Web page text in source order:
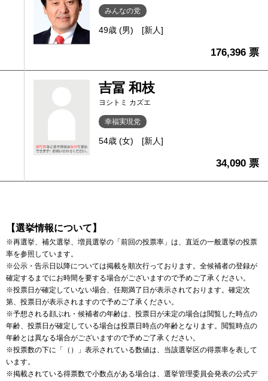
みんなの党
49歳 (男) [新人]
176,396 票
吉冨 和枝
ヨシトミ カズエ
幸福実現党
54歳 (女) [新人]
34,090 票
【選挙情報について】
※再選挙、補欠選挙、増員選挙の「前回の投票率」は、直近の一般選挙の投票
率を参照しています。
※公示・告示日以降については掲載を順次行っております。全候補者の登録が
確定するまでにお時間を要する場合がございますので予めご了承ください。
※投票日が確定していない場合、任期満了日が表示されております。確定次
第、投票日が表示されますので予めご了承ください。
※予想される顔ぶれ・候補者の年齢は、投票日が未定の場合は閲覧した時点の
年齢、投票日が確定している場合は投票日時点の年齢となります。閲覧時点の
年齢とは異なる場合がございますので予めご了承ください。
※投票数の下に「（）」表示されている数値は、当該選挙区の得票率を表して
います。
※掲載されている得票数で小数点がある場合は、選挙管理委員会発表の公式デ